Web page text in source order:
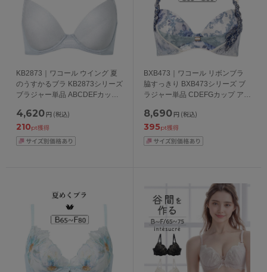
KB2873｜ワコール ウイング 夏
のうすかるブラ KB2873シリーズ
ブラジャー単品 ABCDEFカップ
4,620 円 (税込)
210pt獲得
BXB473｜ワコール リボンブラ
脇すっきり BXB473シリーズ ブ
ラジャー単品 CDEFGカップ アン
8,690 円 (税込)
395pt獲得